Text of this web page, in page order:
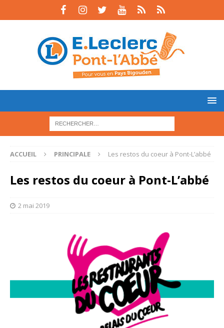
ACCUEIL PRINCIPALE Les restos du coeur à Pont-L’abbé
Les restos du coeur à Pont-L’abbé
2 mai 2019